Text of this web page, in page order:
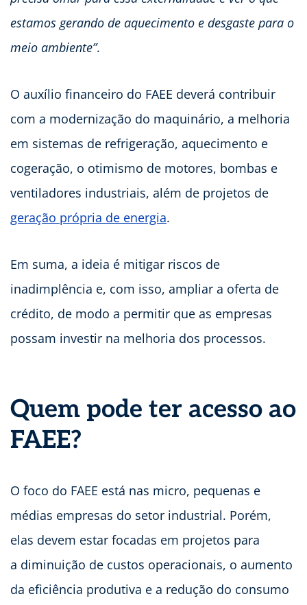
estamos gerando de aquecimento e desgaste para o
meio ambiente”.
O auxílio financeiro do FAEE deverá contribuir
com a modernização do maquinário, a melhoria
em sistemas de refrigeração, aquecimento e
cogeração, o otimismo de motores, bombas e
ventiladores industriais, além de projetos de
geração própria de energia.
Em suma, a ideia é mitigar riscos de
inadimplência e, com isso, ampliar a oferta de
crédito, de modo a permitir que as empresas
possam investir na melhoria dos processos.
Quem pode ter acesso ao
FAEE?
O foco do FAEE está nas micro, pequenas e
médias empresas do setor industrial. Porém,
elas devem estar focadas em projetos para
a diminuição de custos operacionais, o aumento
da eficiência produtiva e a redução do consumo